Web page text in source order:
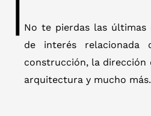
No te pierdas las últimas
de interés
construcción, la dirección
arquitectura y mucho más.